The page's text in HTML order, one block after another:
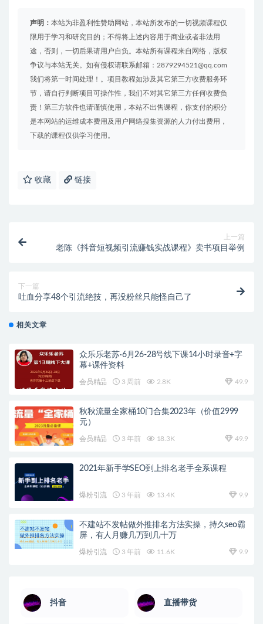
声明： 本站为非盈利性赞助网站，本站所发布的一切视频课程仅
限用于学习和研究目的；不得将上述内容用于商业或者非法用
途，否则，一切后果请用户自负。本站所有课程来自网络，版权
争议与本站无关。如有侵权请联系邮箱：2879294521@qq.com
我们将第一时间处理！。项目教程如涉及其它第三方收费服务环
节，请自行判断项目可操作性，我们不对其它第三方任何收费负
责！第三方软件也请谨慎使用，本站不出售课程，你支付的积分
是本网站的运维成本费用及用户网络搜集资源的人力付出费用，
下载的课程仅供学习使用。
收藏 链接
上一篇
老陈《抖音短视频引流赚钱实战课程》卖书项目举例
下一篇
吐血分享48个引流绝技，再没粉丝只能怪自己了
相关文章
众乐乐老苏·6月26-28号线下课14小时录音+字
幕+课件资料
会员精品 3 周前 2.8K 49.9
秋秋流量全家桶10门合集2023年（价值2999
元）
会员精品 3 年前 18.3K 49.9
2021年新手学SEO到上排名老手全系课程
爆粉引流 3 年前 13.4K 9.9
不建站不发帖做外推排名方法实操，持久seo霸
屏，有人月赚几万到几十万
爆粉引流 3 年前 11.6K 9.9
抖音 直播带货